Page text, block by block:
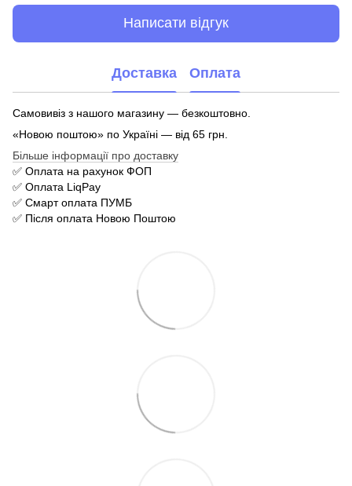
Написати відгук
Доставка Оплата
Самовивіз з нашого магазину — безкоштовно.
«Новою поштою» по Україні — від 65 грн.
Більше інформації про доставку
✅ Оплата на рахунок ФОП
✅ Оплата LiqPay
✅ Смарт оплата ПУМБ
✅ Після оплата Новою Поштою